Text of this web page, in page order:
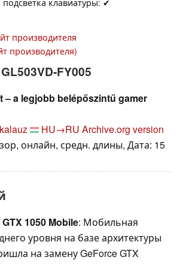
производителя
производителя)
FY005
– a legjobb belépőszintű gamer
HU→RU Archive.org version
онлайн, средн. длины, Дата: 15
1050 Mobile: Мобильная
уровня на базе архитектуры
на замену GeForce GTX